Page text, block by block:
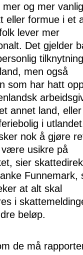
mer og mer
eller formue i et
lever mer
Det gjelder
men også
som har hatt
annet land, eller
i
nok å gjøre
være usikre på
sier
Funnemark,
at alt skal
i
beløp.
de må